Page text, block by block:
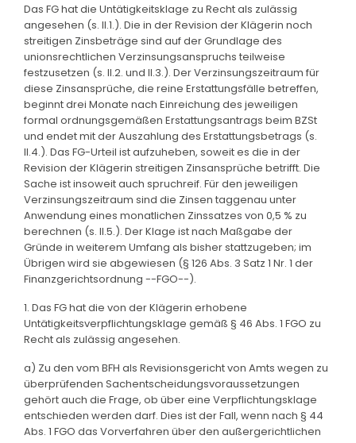
Das FG hat die Untätigkeitsklage zu Recht als zulässig
angesehen (s. II.1.). Die in der Revision der Klägerin noch
streitigen Zinsbeträge sind auf der Grundlage des
unionsrechtlichen Verzinsungsanspruchs teilweise
festzusetzen (s. II.2. und II.3.). Der Verzinsungszeitraum für
diese Zinsansprüche, die reine Erstattungsfälle betreffen,
beginnt drei Monate nach Einreichung des jeweiligen
formal ordnungsgemäßen Erstattungsantrags beim BZSt
und endet mit der Auszahlung des Erstattungsbetrags (s.
II.4.). Das FG-Urteil ist aufzuheben, soweit es die in der
Revision der Klägerin streitigen Zinsansprüche betrifft. Die
Sache ist insoweit auch spruchreif. Für den jeweiligen
Verzinsungszeitraum sind die Zinsen taggenau unter
Anwendung eines monatlichen Zinssatzes von 0,5 % zu
berechnen (s. II.5.). Der Klage ist nach Maßgabe der
Gründe in weiterem Umfang als bisher stattzugeben; im
Übrigen wird sie abgewiesen (§ 126 Abs. 3 Satz 1 Nr. 1 der
Finanzgerichtsordnung --FGO--).
1. Das FG hat die von der Klägerin erhobene
Untätigkeitsverpflichtungsklage gemäß § 46 Abs. 1 FGO zu
Recht als zulässig angesehen.
a) Zu den vom BFH als Revisionsgericht von Amts wegen zu
überprüfenden Sachentscheidungsvoraussetzungen
gehört auch die Frage, ob über eine Verpflichtungsklage
entschieden werden darf. Dies ist der Fall, wenn nach § 44
Abs. 1 FGO das Vorverfahren über den außergerichtlichen